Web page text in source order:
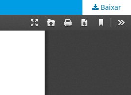
Baixar